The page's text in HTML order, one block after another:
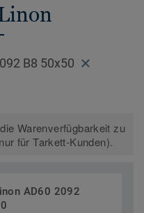
B8 50x50
Warenverfügbarkeit zu
für Tarkett-Kunden).
AD60 2092